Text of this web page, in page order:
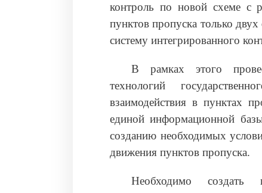
контроль по новой схеме с
пунктов пропуска только
систему интегрированного
В рамках этого
технологий
взаимодействия в пунктах
единой информационной
созданию необходимых
движения пунктов пропуска.
Необходимо создать